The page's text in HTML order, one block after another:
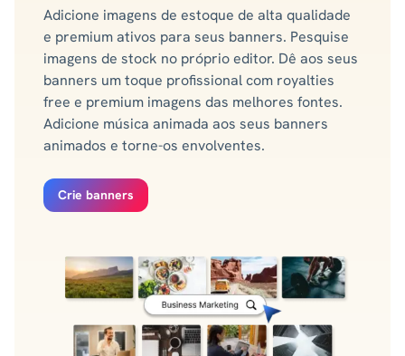
Adicione imagens de estoque de alta qualidade
e premium ativos para seus banners. Pesquise
imagens de stock no próprio editor. Dê aos seus
banners um toque profissional com royalties
free e premium imagens das melhores fontes.
Adicione música animada aos seus banners
animados e torne-os envolventes.
Crie banners